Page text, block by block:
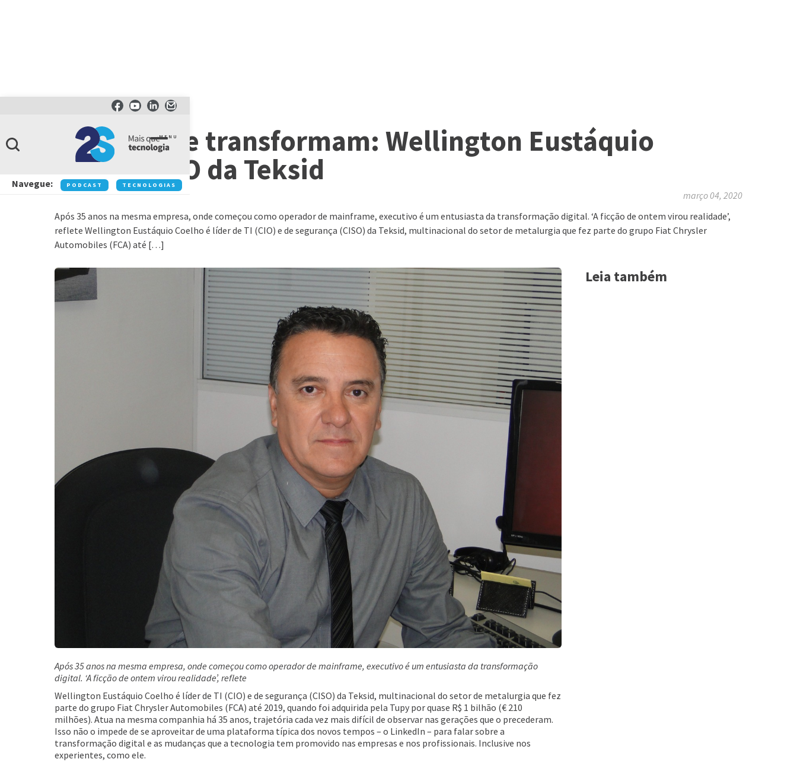
MENU
Navegue: PODCAST TECNOLOGIAS
Líderes que transformam: Wellington Eustáquio
Coelho, CIO da Teksid
março 04, 2020
Após 35 anos na mesma empresa, onde começou como operador de mainframe, executivo é um entusiasta da transformação digital. ‘A ficção de ontem virou realidade’,
reflete Wellington Eustáquio Coelho é líder de TI (CIO) e de segurança (CISO) da Teksid, multinacional do setor de metalurgia que fez parte do grupo Fiat Chrysler
Automobiles (FCA) até […]
Após 35 anos na mesma empresa, onde começou como operador de mainframe, executivo é um entusiasta da transformação
digital. ‘A ficção de ontem virou realidade’, reflete
Wellington Eustáquio Coelho é líder de TI (CIO) e de segurança (CISO) da Teksid, multinacional do setor de metalurgia que fez
parte do grupo Fiat Chrysler Automobiles (FCA) até 2019, quando foi adquirida pela Tupy por quase R$ 1 bilhão (€ 210
milhões). Atua na mesma companhia há 35 anos, trajetória cada vez mais difícil de observar nas gerações que o precederam.
Isso não o impede de se aproveitar de uma plataforma típica dos novos tempos – o LinkedIn – para falar sobre a
transformação digital e as mudanças que a tecnologia tem promovido nas empresas e nos profissionais. Inclusive nos
experientes, como ele.
Leia também